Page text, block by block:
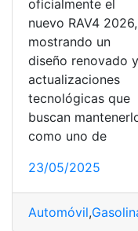
oficialmente el
nuevo RAV4 2026,
mostrando un
diseño renovado y
actualizaciones
tecnológicas que
buscan
como uno de
23/05/2025
Automóvil,